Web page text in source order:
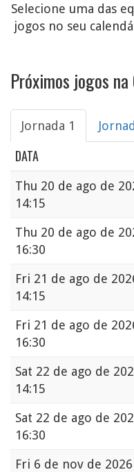
Selecione uma das
jogos no seu
Próximos jogos
Jornada 1
DATA
Thu 20 de ago de
14:15
Thu 20 de ago de
16:30
Fri 21 de ago de
14:15
Fri 21 de ago de
16:30
Sat 22 de ago de
14:15
Sat 22 de ago de
16:30
Fri 6 de nov de 2026